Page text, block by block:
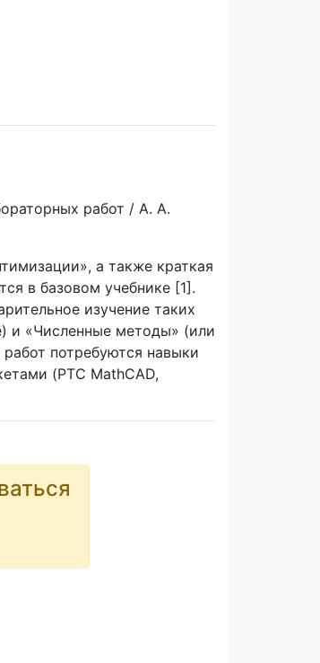
работ / А. А.
а также краткая
в базовом учебнике [1].
изучение таких
и «Численные методы» (или
потребуются навыки
(PTC MathCAD,